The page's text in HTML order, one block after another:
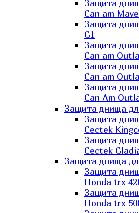
Защита
Can am
Защита
G1
Защита
Can am
Защита
Can am
Защита
Can Аm
Защита днища
Защита
Cectek
Защита
Cectek
Защита днища
Защита
Honda trx
Защита
Honda trx